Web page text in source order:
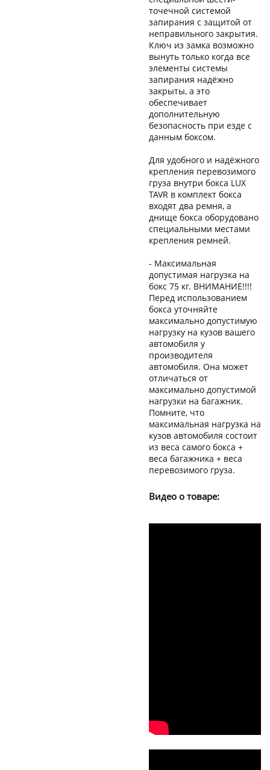
точечной системой
запирания с защитой от
неправильного закрытия.
Ключ из замка возможно
вынуть только когда все
элементы системы
запирания надёжно
закрыты, а это
обеспечивает
дополнительную
безопасность при езде с
данным боксом.
Для удобного и надёжного
крепления перевозимого
груза внутри бокса LUX
TAVR в комплект бокса
входят два ремня, а
днище бокса оборудовано
специальными местами
крепления ремней.
- Максимальная
допустимая нагрузка на
бокс 75 кг. ВНИМАНИЕ!!!!
Перед использованием
бокса уточняйте
максимально допустимую
нагрузку на кузов вашего
автомобиля у
производителя
автомобиля. Она может
отличаться от
максимально допустимой
нагрузки на багажник.
Помните, что
максимальная нагрузка на
кузов автомобиля состоит
из веса самого бокса +
веса багажника + веса
перевозимого груза.
Видео о товаре: